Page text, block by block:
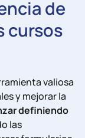
de
cursos
valiosa
y mejorar la
definiendo
las